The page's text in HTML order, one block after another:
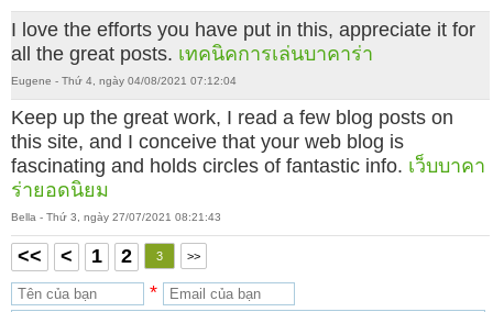
I love the efforts you have put in this, appreciate it for
all the great posts. เทคนิคการเล่นบาคาร่า
Eugene - Thứ 4, ngày 04/08/2021 07:12:04
Keep up the great work, I read a few blog posts on
this site, and I conceive that your web blog is
fascinating and holds circles of fantastic info. เว็บบาคา
ร่ายอดนิยม
Bella - Thứ 3, ngày 27/07/2021 08:21:43
<< < 1 2 3 >>
*